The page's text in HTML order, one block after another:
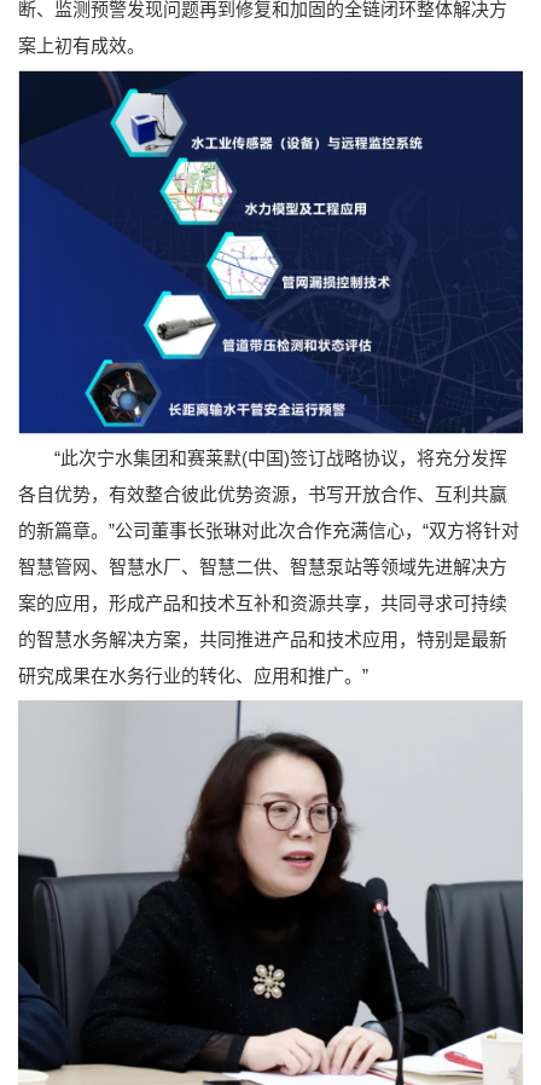
断、监测预警发现问题再到修复和加固的全链闭环整体解决方
案上初有成效。
“此次宁水集团和赛莱默(中国)签订战略协议，将充分发挥
各自优势，有效整合彼此优势资源，书写开放合作、互利共赢
的新篇章。”公司董事长张琳对此次合作充满信心，“双方将针对
智慧管网、智慧水厂、智慧二供、智慧泵站等领域先进解决方
案的应用，形成产品和技术互补和资源共享，共同寻求可持续
的智慧水务解决方案，共同推进产品和技术应用，特别是最新
研究成果在水务行业的转化、应用和推广。”